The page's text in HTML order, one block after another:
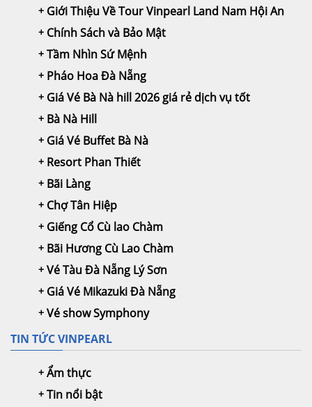
Giới Thiệu Về Tour Vinpearl Land Nam Hội An
Chính Sách và Bảo Mật
Tầm Nhìn Sứ Mệnh
Pháo Hoa Đà Nẵng
Giá Vé Bà Nà hill 2026 giá rẻ dịch vụ tốt
Bà Nà Hill
Giá Vé Buffet Bà Nà
Resort Phan Thiết
Bãi Làng
Chợ Tân Hiệp
Giếng Cổ Cù lao Chàm
Bãi Hương Cù Lao Chàm
Vé Tàu Đà Nẵng Lý Sơn
Giá Vé Mikazuki Đà Nẵng
Vé show Symphony
TIN TỨC VINPEARL
Ẩm thực
Tin nổi bật